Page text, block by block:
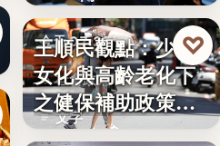
今天 07:20
社會政策
文字
王順民觀點：少子
女化與高齡老化下
之健保補助政策的
解構、重…
♡